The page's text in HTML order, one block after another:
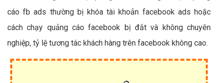
cáo fb ads thường bị khóa tài khoản facebook ads hoặc
cách chạy quảng cáo facebook bị đắt và không chuyên
nghiệp, tỷ lệ tương tác khách hàng trên facebook không cao.